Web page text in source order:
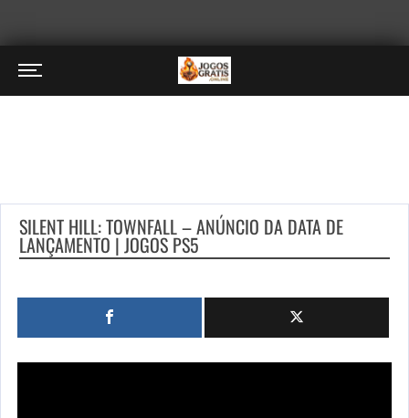
SILENT HILL: TOWNFALL – ANÚNCIO DA DATA DE
LANÇAMENTO | JOGOS PS5